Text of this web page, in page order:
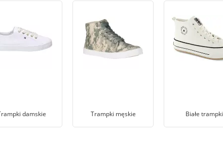
damskie Trampki męskie Białe trampki